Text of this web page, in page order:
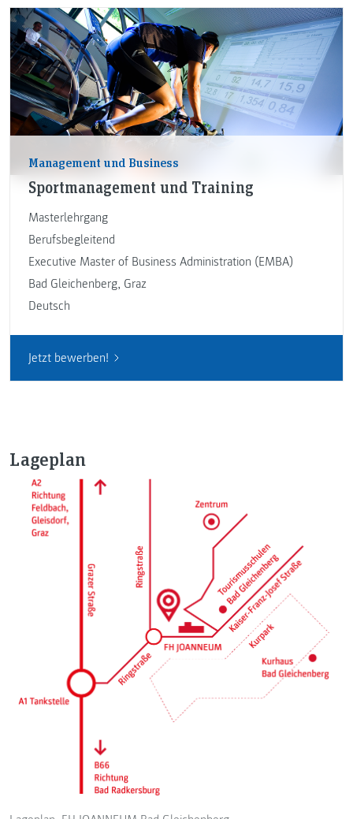
Management und Business
Sportmanagement und Training
Masterlehrgang
Berufsbegleitend
Executive Master of Business Administration (EMBA)
Bad Gleichenberg, Graz
Deutsch
Jetzt bewerben!
Lageplan